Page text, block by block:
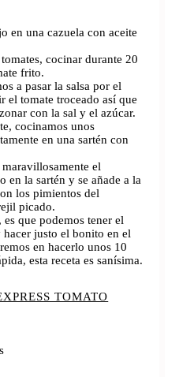
en una cazuela con aceite
cocinar durante 20
frito.
a pasar la salsa por el
el tomate troceado así que
con la sal y el azúcar.
cocinamos unos
en una sartén con
el
en la sartén y se añade a la
los pimientos del
picado.
que podemos tener el
justo el bonito en el
en hacerlo unos 10
esta receta es sanísima.
TOMATO